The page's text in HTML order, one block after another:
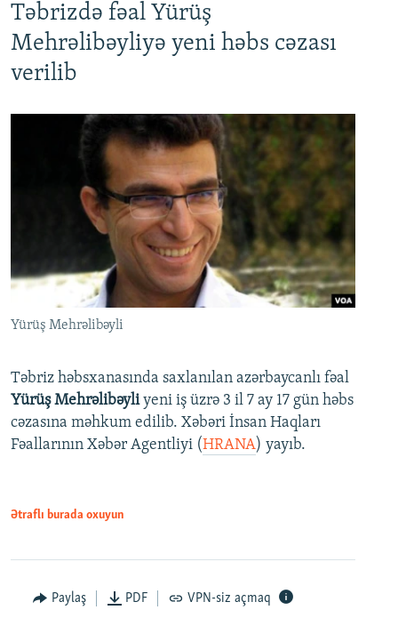
Təbrizdə fəal Yürüş
Mehrəlibəyliyə yeni həbs cəzası
verilib
Yürüş Mehrəlibəyli
Təbriz həbsxanasında saxlanılan azərbaycanlı fəal
Yürüş Mehrəlibəyliyeni iş üzrə 3 il 7 ay 17 gün həbs
cəzasına məhkum edilib. Xəbəri İnsan Haqları
Fəallarının Xəbər Agentliyi (HRANA) yayıb.
Ətraflı burada oxuyun
Paylaş PDF VPN-siz açmaq